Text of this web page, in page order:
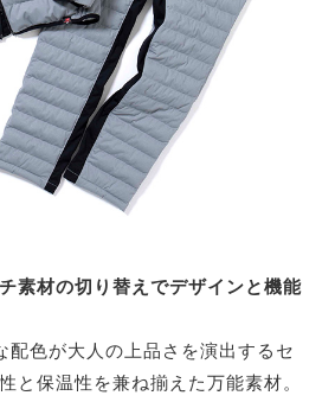
素材の切り替えでデザインと機能
配色が大人の上品さを演出するセ
と保温性を兼ね揃えた万能素材。